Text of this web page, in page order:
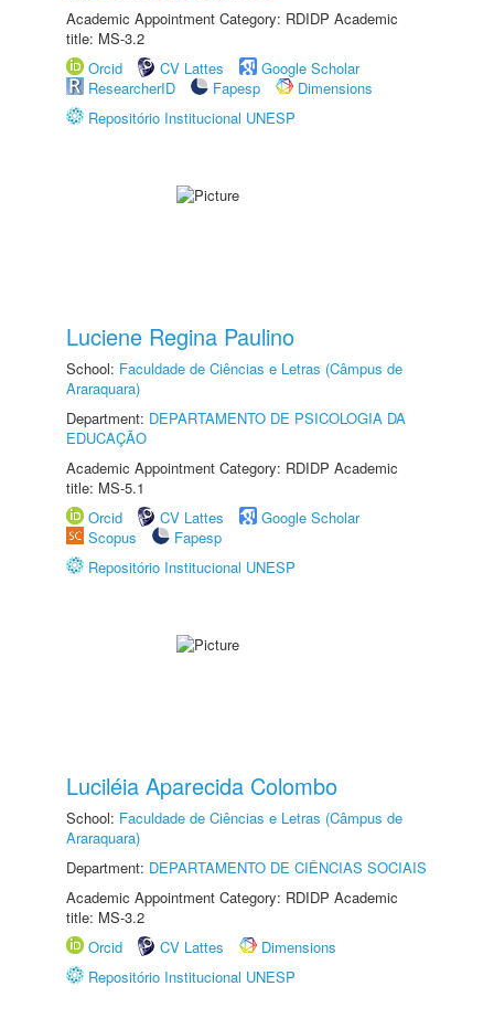
Academic Appointment Category: RDIDP Academic
title: MS-3.2
Orcid
CV Lattes
Google Scholar
ResearcherID
Fapesp
Dimensions
Repositório Institucional UNESP
Luciene Regina Paulino
School: Faculdade de Ciências e Letras (Câmpus de
Araraquara)
Department: DEPARTAMENTO DE PSICOLOGIA DA
EDUCAÇÃO
Academic Appointment Category: RDIDP Academic
title: MS-5.1
Orcid
CV Lattes
Google Scholar
Scopus
Fapesp
Repositório Institucional UNESP
Luciléia Aparecida Colombo
School: Faculdade de Ciências e Letras (Câmpus de
Araraquara)
Department: DEPARTAMENTO DE CIÊNCIAS SOCIAIS
Academic Appointment Category: RDIDP Academic
title: MS-3.2
Orcid
CV Lattes
Dimensions
Repositório Institucional UNESP